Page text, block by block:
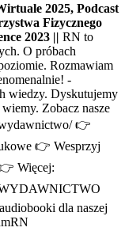
2025, Podcast
Fizycznego
2023 || RN to
O próbach
Rozmawiam
-
wiedzy. Dyskutujemy
Zobacz nasze
👉
👉 Wesprzyj
Więcej:
WYDAWNICTWO
dla naszej